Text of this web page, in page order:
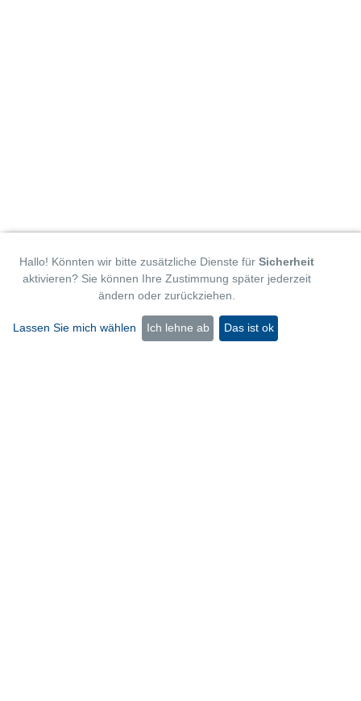
Hallo! Könnten wir bitte zusätzliche Dienste für Sicherheit
aktivieren? Sie können Ihre Zustimmung später jederzeit
ändern oder zurückziehen.
Lassen Sie mich wählen Ich lehne ab Das ist ok